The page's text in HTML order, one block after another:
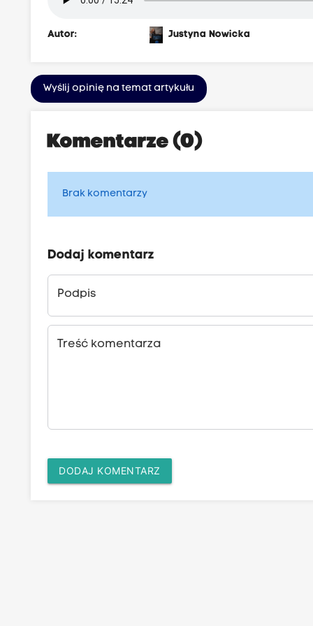
Autor: Justyna Nowicka
Wyślij opinię na temat artykułu
Komentarze (0)
Brak komentarzy
Dodaj komentarz
Podpis
Treść komentarza
DODAJ KOMENTARZ